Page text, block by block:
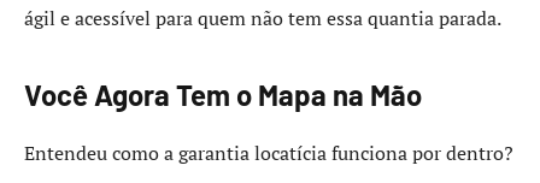
ágil e acessível para quem não tem essa quantia parada.
Você Agora Tem o Mapa na Mão
Entendeu como a garantia locatícia funciona por dentro?